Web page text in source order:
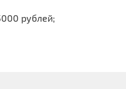
рублей;